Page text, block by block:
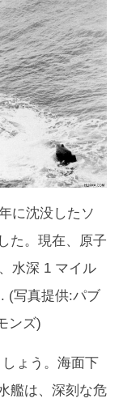
に沈没したソ
た。現在、原子
水深 1 マイル
(写真提供:パブ
ンズ)
ょう。海面下
艦は、 深刻な危